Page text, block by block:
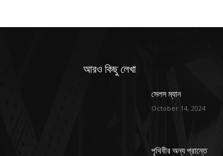
আরও কিছু লেখা
সেলস ম্যান
October 14, 2024
পৃথিবীর অন্য প্রান্তে